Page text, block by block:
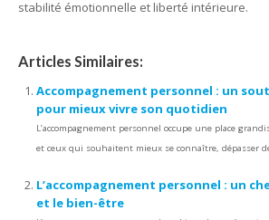
stabilité émotionnelle et liberté intérieure.
Articles Similaires:
Accompagnement personnel : un
pour mieux vivre son quotidien
L’accompagnement personnel occupe une place
et ceux qui souhaitent mieux se connaître, dépasser
L’accompagnement personnel : un
et le bien-être